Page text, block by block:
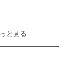
と見る